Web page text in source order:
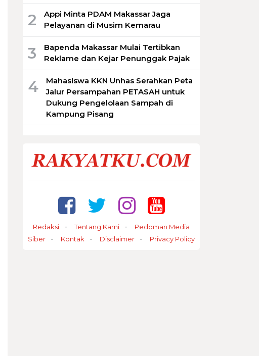
2
Appi Minta PDAM Makassar Jaga
Pelayanan di Musim Kemarau
3
Bapenda Makassar Mulai Tertibkan
Reklame dan Kejar Penunggak Pajak
4
Mahasiswa KKN Unhas Serahkan Peta
Jalur Persampahan PETASAH untuk
Dukung Pengelolaan Sampah di
Kampung Pisang
Redaksi Tentang Kami
Pedoman Media
Siber
Kontak Disclaimer Privacy Policy